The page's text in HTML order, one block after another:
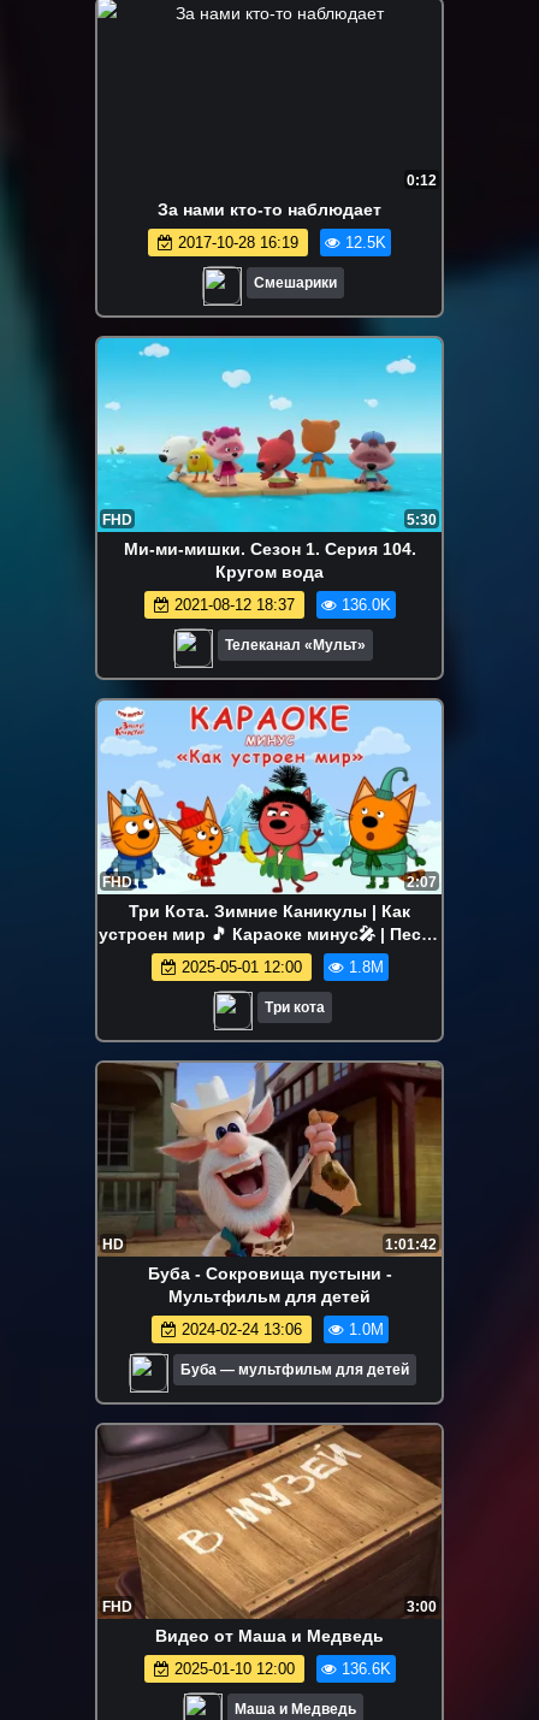
0:12
За нами кто-то наблюдает
2017-10-28 16:19 12.5K
Смешарики
FHD 5:30
Ми-ми-мишки. Сезон 1. Серия 104.
Кругом вода
2021-08-12 18:37 136.0K
Телеканал «Мульт»
FHD 2:07
Три Кота. Зимние Каникулы | Как
устроен мир 🎵 Караоке минус🎤 | Песни
для детей 👶
2025-05-01 12:00 1.8M
Три кота
HD 1:01:42
Буба - Сокровища пустыни -
Мультфильм для детей
2024-02-24 13:06 1.0M
Буба — мультфильм для детей
FHD 3:00
Видео от Маша и Медведь
2025-01-10 12:00 136.6K
Маша и Медведь